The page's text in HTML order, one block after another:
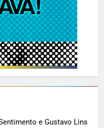
e Gustavo Lins